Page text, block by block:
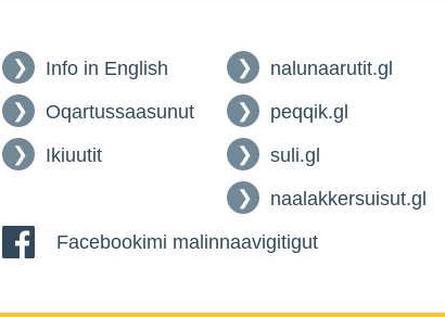
Info in English
Oqartussaasunut
Ikiuutit
nalunaarutit.gl
peqqik.gl
suli.gl
naalakkersuisut.gl
Facebookimi malinnaavigitigut